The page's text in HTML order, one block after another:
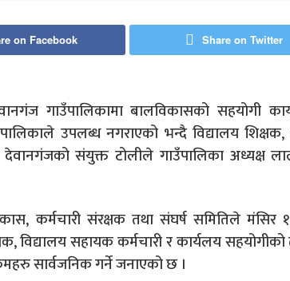
on Facebook Share on Twitter
गाउँपालिकामा बालविकासको सहयोगी
उपलब्ध नगराएको भन्दै विद्यालय
संयुक्त टोलीले गाउँपालिका अध्यक्ष
कर्मचारी संरक्षक तथा संघर्ष समितिले
विद्यालय सहायक कर्मचारी र कार्यलय
सार्वजनिक गर्ने जनाएको छ ।